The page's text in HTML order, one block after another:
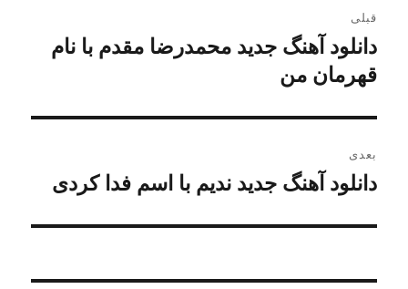
نوشته
قبلی
نوشته
قبلی:
دانلود آهنگ جدید محمدرضا مقدم با نام
قهرمان من
بعدی
نوشته
دانلود آهنگ جدید ندیم با اسم فدا کردی